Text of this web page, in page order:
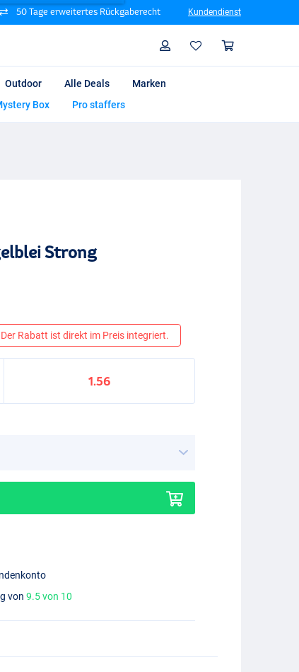
50 Tage erweitertes Rückgaberecht Kundendienst
Profil
Outdoor Alle Deals
Marken
Box Pro staffers
Strong
Rabatt ist direkt im Preis integriert.
1.56
von9.5 von 10